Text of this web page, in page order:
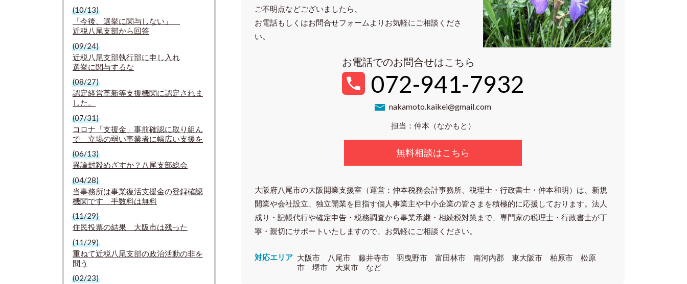
ご不明点などございましたら、
お電話もしくはお問合せフォームよりお気軽にご相談くださ
い。
お電話でのお問合せはこちら
072-941-7932
nakamoto.kaikei@gmail.com
担当：仲本（なかもと）
無料相談はこちら
大阪府八尾市の大阪開業支援室（運営：仲本税務会計事務所、税理士・行政書士・仲本和明）は、新規
開業や会社設立、独立開業を目指す個人事業主や中小企業の皆さまを積極的に応援しております。法人
成り・記帳代行や確定申告・税務調査から事業承継・相続税対策まで、専門家の税理士・行政書士が丁
寧・親切にサポートいたしますので、お気軽にご相談ください。
対応エリア 大阪市 八尾市 藤井寺市 羽曳野市 富田林市 南河内郡 東大阪市 柏原市 松原
市 堺市 大東市 など
(10/13)
「今後、選挙に関与しない」
近税八尾支部から回答
(09/24)
近税八尾支部執行部に申し入れ
選挙に関与するな
(08/27)
認定経営革新等支援機関に認定されま
した。
(07/31)
コロナ「支援金」事前確認に取り組ん
で 立場の弱い事業者に幅広い支援を
(06/13)
異論封殺めざすか？八尾支部総会
(04/28)
当事務所は事業復活支援金の登録確認
機関です 手数料は無料
(11/29)
住民投票の結果 大阪市は残った
(11/29)
重ねて近税八尾支部の政治活動の非を
問う
(02/23)